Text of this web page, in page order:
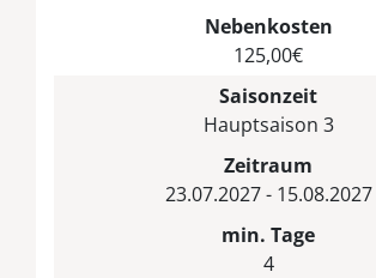
Nebenkosten
125,00€
Saisonzeit
Hauptsaison 3
Zeitraum
23.07.2027 - 15.08.2027
min. Tage
4